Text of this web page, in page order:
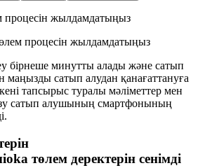
процесін жылдамдатыңыз
процесін жылдамдатыңыз
бірнеше минутты алады және сатып
маңызды сатып алудан қанағаттануға
тапсырыс туралы мәліметтер мен
сатып алушының смартфонының
ioka төлем деректерін сенімді